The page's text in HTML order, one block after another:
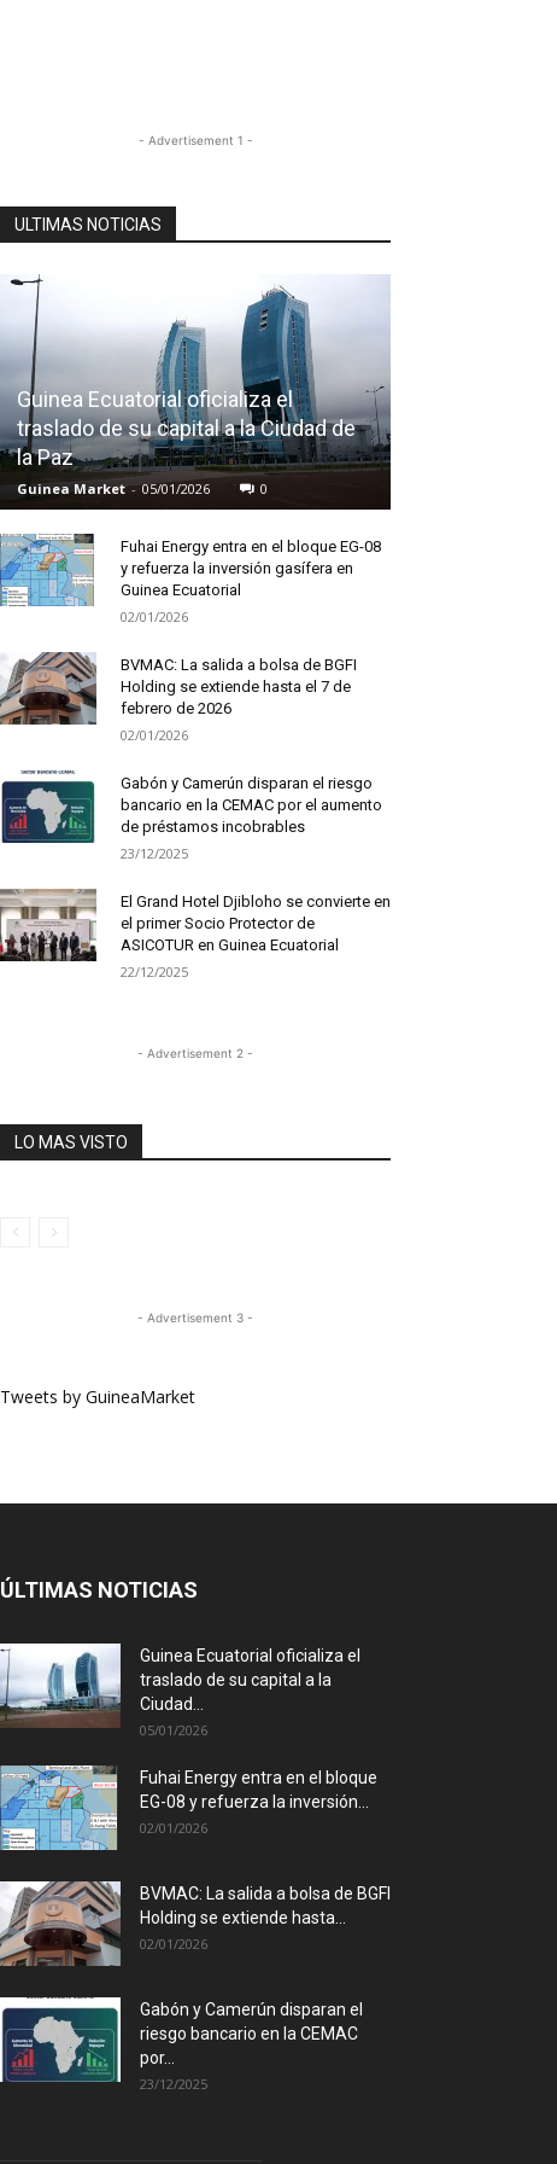
- Advertisement 1 -
ULTIMAS NOTICIAS
Guinea Ecuatorial oficializa el
traslado de su capital a la Ciudad de
la Paz
Guinea Market - 05/01/2026 0
Fuhai Energy entra en el bloque EG-08
y refuerza la inversión gasífera en
Guinea Ecuatorial
02/01/2026
BVMAC: La salida a bolsa de BGFI
Holding se extiende hasta el 7 de
febrero de 2026
02/01/2026
Gabón y Camerún disparan el riesgo
bancario en la CEMAC por el aumento
de préstamos incobrables
23/12/2025
El Grand Hotel Djibloho se convierte en
el primer Socio Protector de
ASICOTUR en Guinea Ecuatorial
22/12/2025
- Advertisement 2 -
LO MAS VISTO
- Advertisement 3 -
Tweets by GuineaMarket
ÚLTIMAS NOTICIAS
Guinea Ecuatorial oficializa el
traslado de su capital a la
Ciudad...
05/01/2026
Fuhai Energy entra en el bloque
EG-08 y refuerza la inversión...
02/01/2026
BVMAC: La salida a bolsa de BGFI
Holding se extiende hasta...
02/01/2026
Gabón y Camerún disparan el
riesgo bancario en la CEMAC
por...
23/12/2025